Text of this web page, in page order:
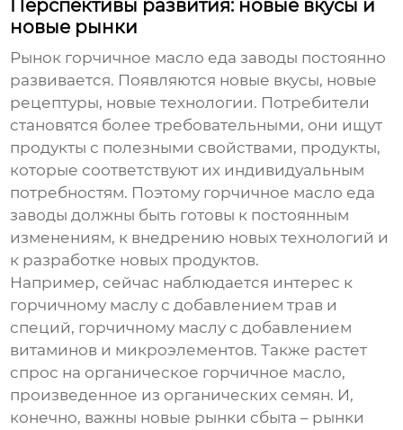
Перспективы развития: новые вкусы и
новые рынки
Рынок горчичное масло еда заводы постоянно
развивается. Появляются новые вкусы, новые
рецептуры, новые технологии. Потребители
становятся более требовательными, они ищут
продукты с полезными свойствами, продукты,
которые соответствуют их индивидуальным
потребностям. Поэтому горчичное масло еда
заводы должны быть готовы к постоянным
изменениям, к внедрению новых технологий и
к разработке новых продуктов.
Например, сейчас наблюдается интерес к
горчичному маслу с добавлением трав и
специй, горчичному маслу с добавлением
витаминов и микроэлементов. Также растет
спрос на органическое горчичное масло,
произведенное из органических семян. И,
конечно, важны новые рынки сбыта – рынки